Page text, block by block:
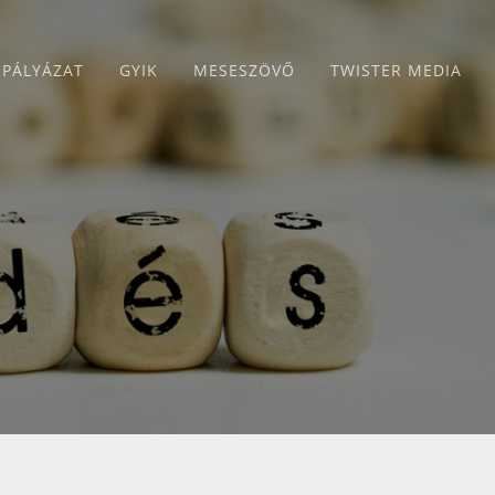
PÁLYÁZAT GYIK MESESZÖVŐ TWISTER MEDIA